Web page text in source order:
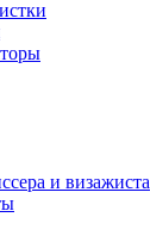
и визажиста